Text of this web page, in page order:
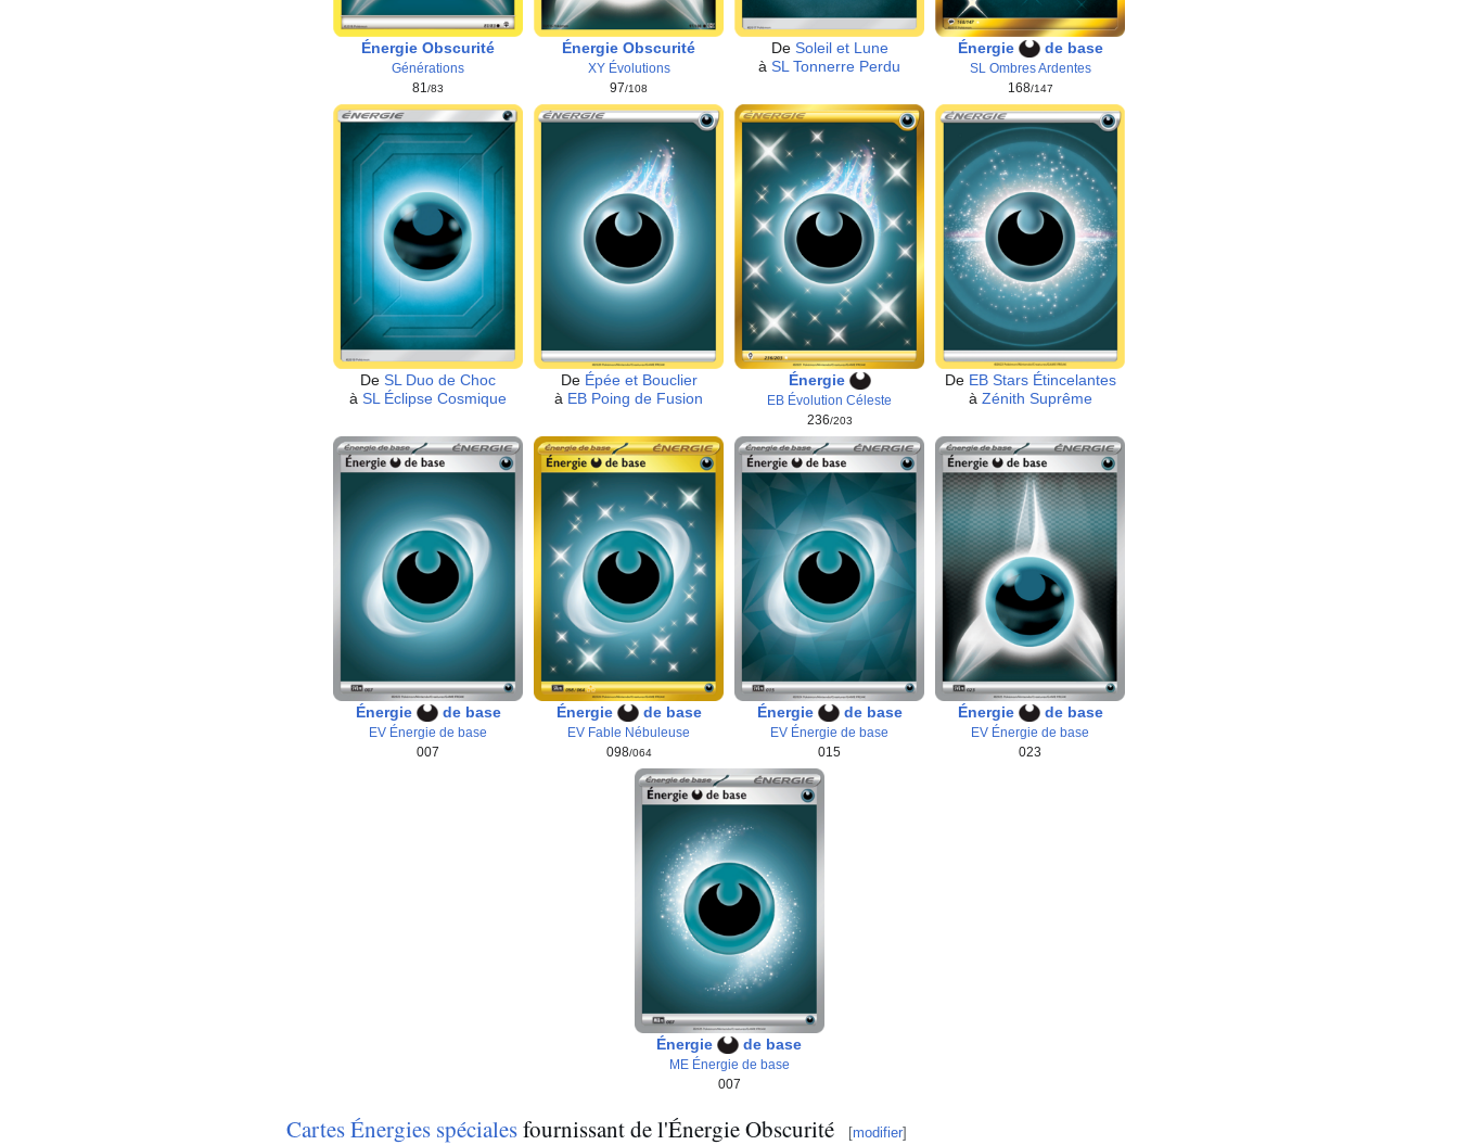
Énergie Obscurité
Générations
81 /83
Énergie Obscurité
XY Évolutions
97/108
De Soleil et Lune
à SL Tonnerre Perdu
Énergie de base
SL Ombres Ardentes
168/147
De SL Duo de Choc
à SL Éclipse Cosmique
De Épée et Bouclier
à EB Poing de Fusion
Énergie
EB Évolution Céleste
236/203
De EB Stars Étincelantes
à Zénith Suprême
Énergie de base
EV Énergie de base
007
Énergie de base
EV Fable Nébuleuse
098/064
Énergie de base
EV Énergie de base
015
Énergie de base
EV Énergie de base
023
Énergie de base
ME Énergie de base
007
Cartes Énergies spécialesfournissant de l'Énergie Obscurité [modifier]